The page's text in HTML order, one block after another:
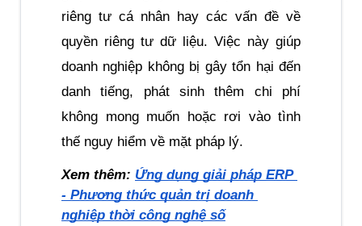
riêng tư cá nhân hay các vấn đề về
quyền riêng tư dữ liệu. Việc này giúp
doanh nghiệp không bị gây tổn hại đến
danh tiếng, phát sinh thêm chi phí
không mong muốn hoặc rơi vào tình
thế nguy hiểm về mặt pháp lý.
Xem thêm: Ứng dụng giải pháp ERP
- Phương thức quản trị doanh
nghiệp thời công nghệ số